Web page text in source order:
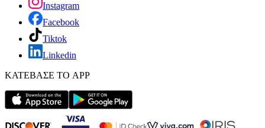
Instagram
Facebook
Tiktok
Linkedin
ΚΑΤΕΒΑΣΕ ΤΟ APP